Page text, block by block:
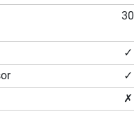
30
✓
✓
✗